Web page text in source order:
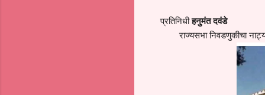
प्रतिनिधीहनुमंत दवंडे
राज्यसभा निवडणुकीचा